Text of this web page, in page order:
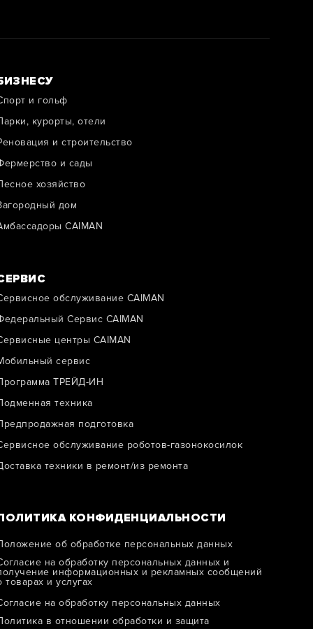
и гольф
курорты, отели
и строительство
и сады
хозяйство
дом
CAIMAN
обслуживание CAIMAN
Сервис CAIMAN
центры CAIMAN
сервис
ТРЕЙД-ИН
техника
подготовка
обслуживание роботов-газонокосилок
техники в ремонт/из ремонта
КОНФИДЕНЦИАЛЬНОСТИ
об обработке персональных данных
на обработку персональных данных и
информационных и рекламных сообщений
товарах и услугах
на обработку персональных данных
в отношении обработки и защитa